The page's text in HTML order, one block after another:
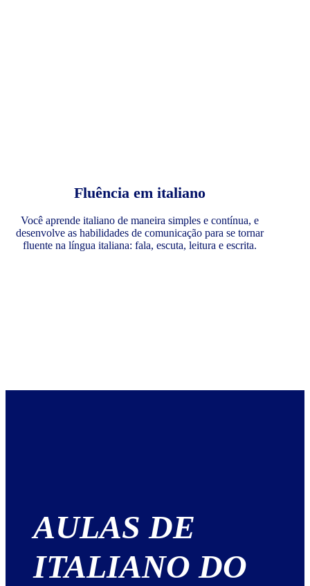
Fluência em italiano
Você aprende italiano de maneira simples e contínua, e
desenvolve as habilidades de comunicação para se tornar
fluente na língua italiana: fala, escuta, leitura e escrita.
AULAS DE
ITALIANO DO